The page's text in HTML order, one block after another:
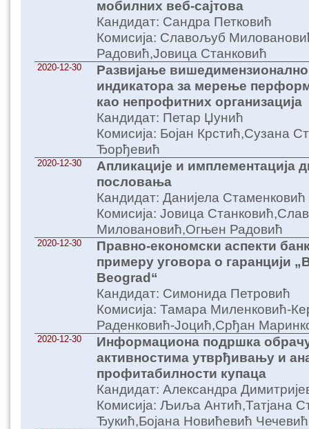
мобилних веб-сајтова
Кандидат: Сандра Петковић
Комисија: Славољуб
Радовић,Јовица Станковић
2020-12-30
Развијање
индикатора за мерење
као непрофитних организација
Кандидат: Петар Џунић
Комисија: Бојан Крстић,Сузана
Ђорђевић
2020-12-30
Апликације и имплементација
пословања
Кандидат: Данијела Стаменковић
Комисија: Јовица
Миловановић,Огњен Радовић
2020-12-30
Правно-економски аспекти
примеру уговора о гаранцији
Beograd“
Кандидат: Симонида Петровић
Комисија: Тамара Миленковић-
Раденковић-Јоцић,Срђан
2020-12-30
Информациона подршка
активностима утврђивању и
профитабилности купаца
Кандидат: Александра
Комисија: Љиља Антић,Татјана
Ђукић,Бојана Новићевић Чечевић